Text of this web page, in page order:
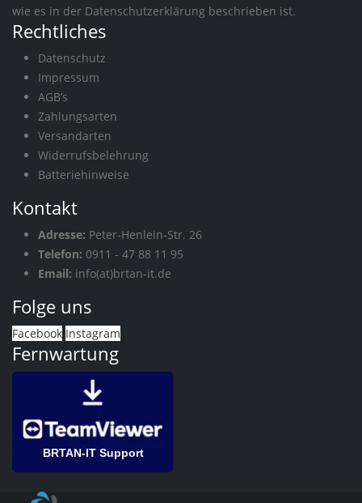
wie es in der Datenschutzerklärung beschrieben ist.
Rechtliches
Datenschutz
Impressum
AGB’s
Zahlungsarten
Versandarten
Widerrufsbelehrung
Batteriehinweise
Kontakt
Adresse: Peter-Henlein-Str. 26
Telefon: 0911 - 47 88 11 95
Email: info(at)brtan-it.de
Folge uns
Facebook Instagram
Fernwartung
BRTAN-IT Support